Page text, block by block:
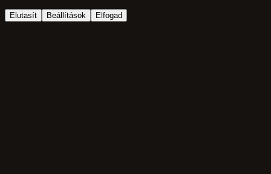
Elutasít Beállítások Elfogad